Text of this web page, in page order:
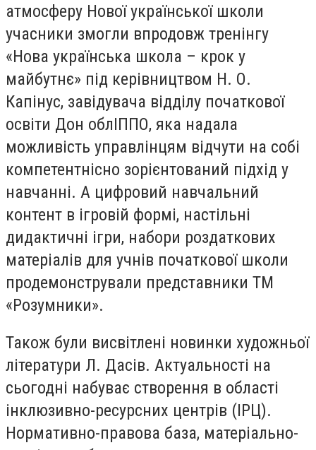
атмосферу Нової української школи
учасники змогли впродовж тренінгу
«Нова українська школа – крок у
майбутнє» під керівництвом Н. О.
Капінус, завідувача відділу початкової
освіти Дон облІППО, яка надала
можливість управлінцям відчути на собі
компетентнісно зорієнтований підхід у
навчанні. А цифровий навчальний
контент в ігровій формі, настільні
дидактичні ігри, набори роздаткових
матеріалів для учнів початкової школи
продемонстрували представники ТМ
«Розумники».
Також були висвітлені новинки художньої
літератури Л. Дасів. Актуальності на
сьогодні набуває створення в області
інклюзивно-ресурсних центрів (ІРЦ).
Нормативно-правова база, матеріально-